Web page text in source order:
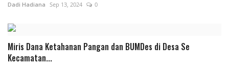
Dadi Hadiana Sep 13, 2024 0
Miris Dana Ketahanan Pangan dan BUMDes di Desa Se
Kecamatan...